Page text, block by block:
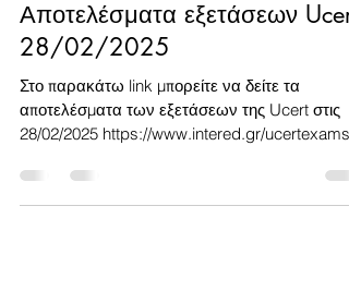
28 Φεβ 2025 διαβάστηκε 1 λεπτά
Αποτελέσματα εξετάσεων Ucert
28/02/2025
αποτελέσματα των εξετάσεων της Ucert στις
28/02/2025 https://www.intered.gr/ucertexams